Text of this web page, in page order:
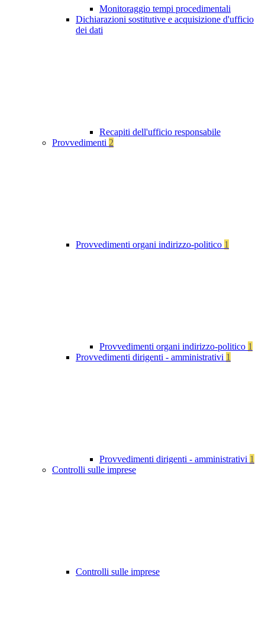
Monitoraggio tempi procedimentali
Dichiarazioni sostitutive e acquisizione d'ufficio
dei dati
Recapiti dell'ufficio responsabile
Provvedimenti 2
Provvedimenti organi indirizzo-politico 1
Provvedimenti organi indirizzo-politico 1
Provvedimenti dirigenti - amministrativi 1
Provvedimenti dirigenti - amministrativi 1
Controlli sulle imprese
Controlli sulle imprese